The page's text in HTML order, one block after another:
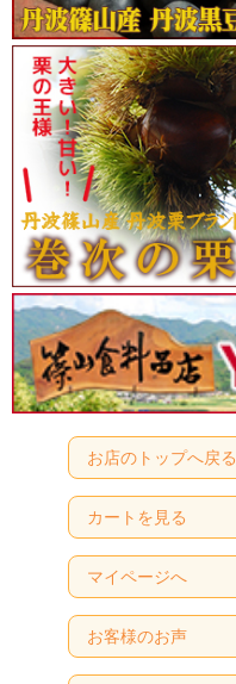
お店のトップへ戻る
カートを見る
マイページへ
お客様のお声